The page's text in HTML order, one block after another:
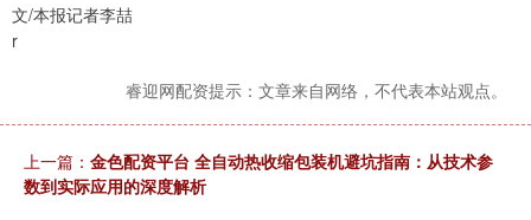
文/本报记者李喆
r
睿迎网配资提示：文章来自网络，不代表本站观点。
上一篇： 金色配资平台 全自动热收缩包装机避坑指南：从技术参
数到实际应用的深度解析